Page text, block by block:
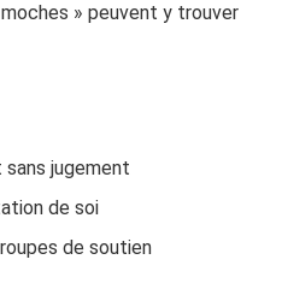
» peuvent y trouver
jugement
de soi
de soutien